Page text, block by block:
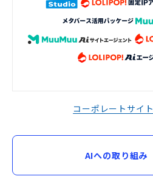
コーポレートサイト
AIへの取り組み